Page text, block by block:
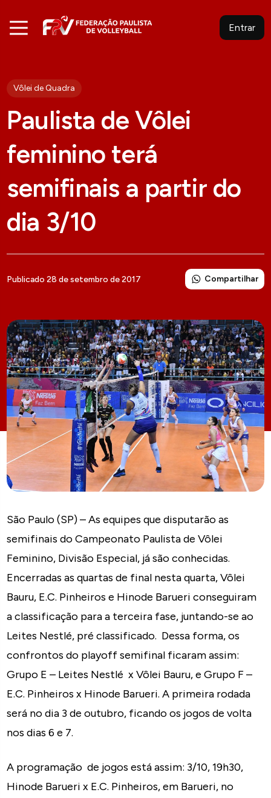
Entrar
Vôlei de Quadra
Paulista de Vôlei
feminino terá
semifinais a partir do
dia 3/10
Publicado 28 de setembro de 2017 Compartilhar
São Paulo (SP) – As equipes que disputarão as
semifinais do Campeonato Paulista de Vôlei
Feminino, Divisão Especial, já são conhecidas.
Encerradas as quartas de final nesta quarta, Vôlei
Bauru, E.C. Pinheiros e Hinode Barueri conseguiram
a classificação para a terceira fase, juntando-se ao
Leites Nestlé, pré classificado. Dessa forma, os
confrontos do playoff semifinal ficaram assim:
Grupo E – Leites Nestlé x Vôlei Bauru, e Grupo F –
E.C. Pinheiros x Hinode Barueri. A primeira rodada
será no dia 3 de outubro, ficando os jogos de volta
nos dias 6 e 7.
A programação de jogos está assim: 3/10, 19h30,
Hinode Barueri x E.C. Pinheiros, em Barueri, no